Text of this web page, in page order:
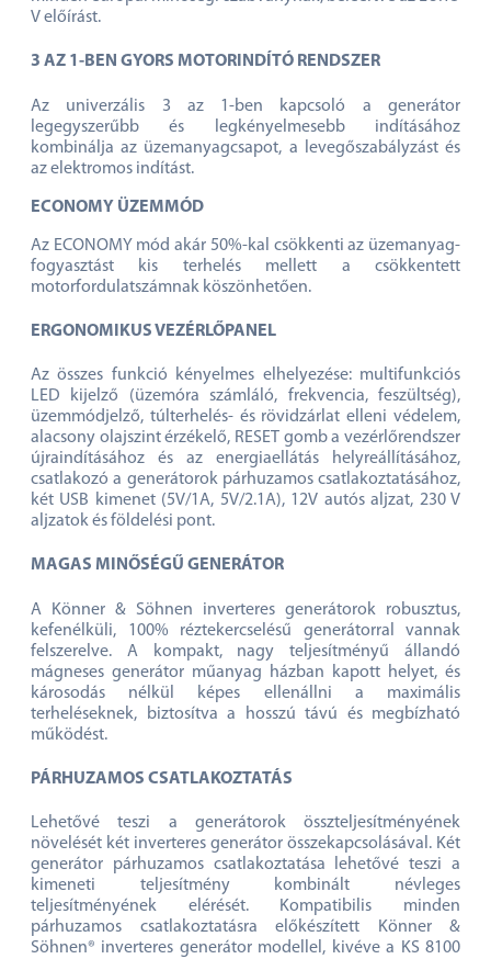
V előírást.
3 AZ 1-BEN GYORS MOTORINDÍTÓ RENDSZER
Az univerzális 3 az 1-ben kapcsoló a generátor
legegyszerűbb és legkényelmesebb indításához
kombinálja az üzemanyagcsapot, a levegőszabályzást és
az elektromos indítást.
ECONOMY ÜZEMMÓD
Az ECONOMY mód akár 50%-kal csökkenti az üzemanyag-
fogyasztást kis terhelés mellett a csökkentett
motorfordulatszámnak köszönhetően.
ERGONOMIKUS VEZÉRLŐPANEL
Az összes funkció kényelmes elhelyezése: multifunkciós
LED kijelző (üzemóra számláló, frekvencia, feszültség),
üzemmódjelző, túlterhelés- és rövidzárlat elleni védelem,
alacsony olajszint érzékelő, RESET gomb a vezérlőrendszer
újraindításához és az energiaellátás helyreállításához,
csatlakozó a generátorok párhuzamos csatlakoztatásához,
két USB kimenet (5V/1A, 5V/2.1A), 12V autós aljzat, 230 V
aljzatok és földelési pont.
MAGAS MINŐSÉGŰ GENERÁTOR
A Könner & Söhnen inverteres generátorok robusztus,
kefenélküli, 100% réztekercselésű generátorral vannak
felszerelve. A kompakt, nagy teljesítményű állandó
mágneses generátor műanyag házban kapott helyet, és
károsodás nélkül képes ellenállni a maximális
terheléseknek, biztosítva a hosszú távú és megbízható
működést.
PÁRHUZAMOS CSATLAKOZTATÁS
Lehetővé teszi a generátorok összteljesítményének
növelését két inverteres generátor összekapcsolásával. Két
generátor párhuzamos csatlakoztatása lehetővé teszi a
kimeneti teljesítmény kombinált névleges
teljesítményének elérését. Kompatibilis minden
párhuzamos csatlakoztatásra előkészített Könner &
Söhnen® inverteres generátor modellel, kivéve a KS 8100